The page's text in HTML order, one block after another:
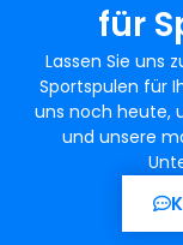
für
Lassen Sie uns
Sportspulen für
uns noch heute,
und unsere